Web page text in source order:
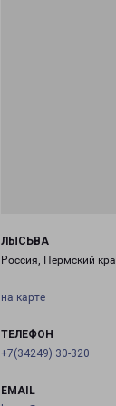
ЛЫСЬВА
Россия, Пермский
на карте
ТЕЛЕФОН
+7(34249) 30-320
EMAIL